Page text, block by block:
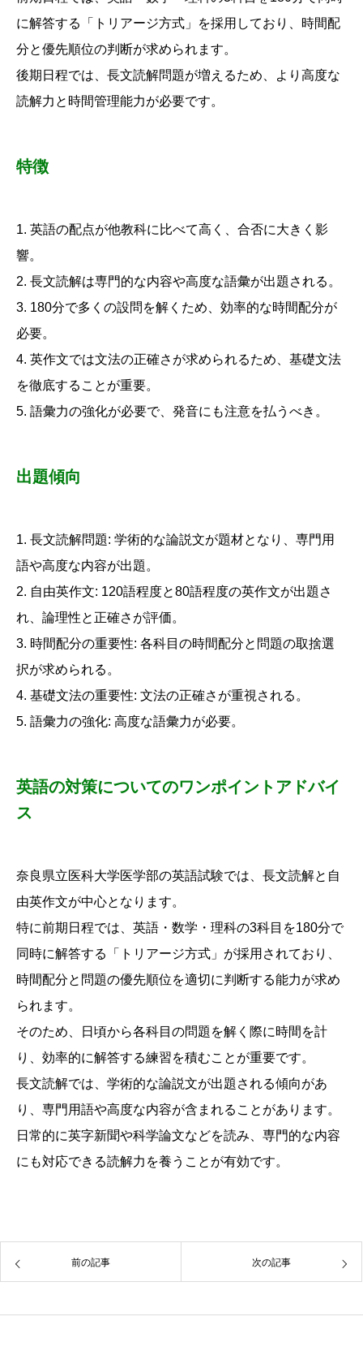
に解答する「トリアージ方式」を採用しており、時間配
分と優先順位の判断が求められます。
後期日程では、長文読解問題が増えるため、より高度な
読解力と時間管理能力が必要です。
特徴
1. 英語の配点が他教科に比べて高く、合否に大きく影
響。
2. 長文読解は専門的な内容や高度な語彙が出題される。
3. 180分で多くの設問を解くため、効率的な時間配分が
必要。
4. 英作文では文法の正確さが求められるため、基礎文法
を徹底することが重要。
5. 語彙力の強化が必要で、発音にも注意を払うべき。
出題傾向
1. 長文読解問題: 学術的な論説文が題材となり、専門用
語や高度な内容が出題。
2. 自由英作文: 120語程度と80語程度の英作文が出題さ
れ、論理性と正確さが評価。
3. 時間配分の重要性: 各科目の時間配分と問題の取捨選
択が求められる。
4. 基礎文法の重要性: 文法の正確さが重視される。
5. 語彙力の強化: 高度な語彙力が必要。
英語の対策についてのワンポイントアドバイ
ス
奈良県立医科大学医学部の英語試験では、長文読解と自
由英作文が中心となります。
特に前期日程では、英語・数学・理科の3科目を180分で
同時に解答する「トリアージ方式」が採用されており、
時間配分と問題の優先順位を適切に判断する能力が求め
られます。
そのため、日頃から各科目の問題を解く際に時間を計
り、効率的に解答する練習を積むことが重要です。
長文読解では、学術的な論説文が出題される傾向があ
り、専門用語や高度な内容が含まれることがあります。
日常的に英字新聞や科学論文などを読み、専門的な内容
にも対応できる読解力を養うことが有効です。
前の記事 次の記事